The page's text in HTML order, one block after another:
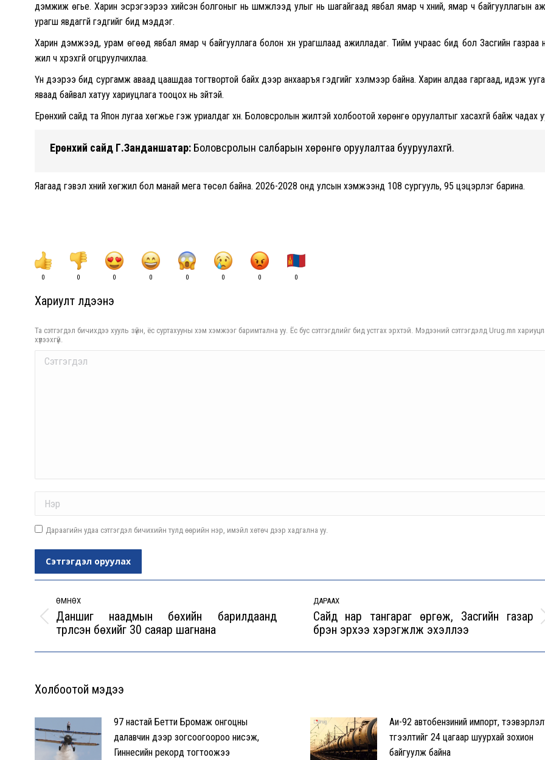
дэмжиж өгье. Харин эсрэгээрээ хийсэн болгоныг нь шүүмжлээд улыг нь шагайгаад явбал ямар ч хүний, ямар ч байгууллагын
урагш явдаггүй гэдгийг бид мэддэг.
Харин дэмжээд, урам өгөөд явбал ямар ч байгууллага болон хүн урагшлаад ажилладаг. Тийм учраас бид бол Засгийн газраа
жил ч хүрэхгүй огцруулчихлаа.
Үүн дээрээ бид сургамж аваад цаашдаа тогтвортой байх дээр анхааръя гэдгийг хэлмээр байна. Харин алдаа гаргаад, идэж
яваад байвал хатуу хариуцлага тооцох нь зүйтэй.
Ерөнхий сайд та Япон лугаа хөгжье гэж уриалдаг хүн. Боловсролын жилтэй холбоотой хөрөнгө оруулалтыг хасахгүй байж чадах
Ерөнхий сайд Г.Занданшатар: Боловсролын салбарын хөрөнгө оруулалтаа бууруулахгүй.
Яагаад гэвэл хүний хөгжил бол манай мега төсөл байна. 2026-2028 онд улсын хэмжээнд 108 сургууль, 95 цэцэрлэг барина.
0 0 0 0 0 0 0 0
Хариулт үлдээнэ үү
Та сэтгэгдэл бичихдээ хууль зүйн, ёс суртахууны хэм хэмжээг баримтална уу. Ёс бус сэтгэгдлийг бид устгах эрхтэй. Мэдээний сэтгэгдэлд Urug.mn
хүлээхгүй.
Comment
Дараагийн удаа сэтгэгдэл бичихийн тулд өөрийн нэр, имэйл хөтөч дээр хадгална уу.
Сэтгэгдэл оруулах
navigation
ӨМНӨХ
Previous
post:
Даншиг наадмын бөхийн барилдаанд
түрүүлсэн бөхийг 30 саяар шагнана
ДАРААХ
Next
post:
Сайд нар тангараг өргөж, Засгийн газар
бүрэн эрхээ хэрэгжүүлж эхэллээ
Холбоотой мэдээ
97 настай Бетти Бромаж онгоцны
далавчин дээр зогсоогоороо нисэж,
Гиннесийн рекорд тогтоожээ
Аи-92 автобензиний импорт,
түгээлтийг 24 цагаар шуурхай зохион
байгуулж байна